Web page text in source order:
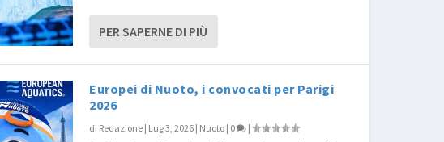
PER SAPERNE DI PIÙ
Europei di Nuoto, i convocati per Parigi
2026
di Redazione | Lug 3, 2026 | Nuoto | 0 |